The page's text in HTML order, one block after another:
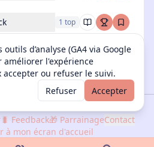
d’analyse (GA4 via Google
améliorer l'expérience
accepter ou refuser le suivi.
Refuser
Accepter
1 top
🐛 Feedback🎁 ParrainageContact
à mon écran d'accueil
Tous droits réservés.